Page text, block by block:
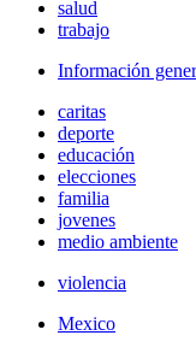
salud
trabajo
Información
caritas
deporte
educación
elecciones
familia
jovenes
medio ambiente
violencia
Mexico